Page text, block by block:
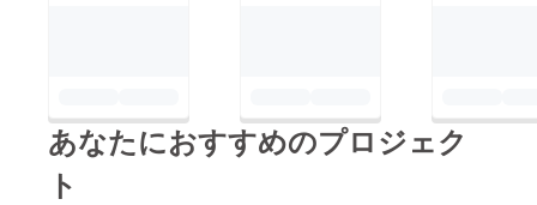
あなたにおすすめのプロジェク
ト